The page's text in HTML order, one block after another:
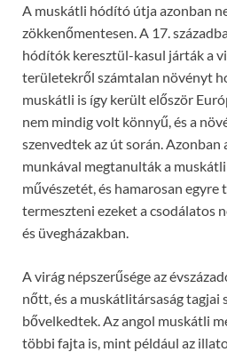
A muskátli hódító útja azonban
zökkenőmentesen. A 17.
hódítók keresztül-kasul járták a
területekről számtalan növényt
muskátli is így került először
nem mindig volt könnyű, és a
szenvedtek az út során.
munkával megtanulták a
művészetét, és hamarosan egyre
termeszteni ezeket a csodálatos
és üvegházakban.
A virág népszerűsége az
nőtt, és a muskátlitársaság tagjai
bővelkedtek. Az angol muskátli
többi fajta is, mint például az